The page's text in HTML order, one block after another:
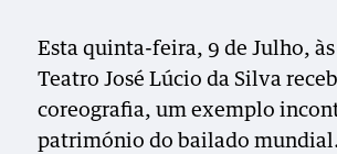
Esta quinta-feira, 9 de Julho, às
Teatro José Lúcio da Silva
coreografia, um exemplo
património do bailado mundial.